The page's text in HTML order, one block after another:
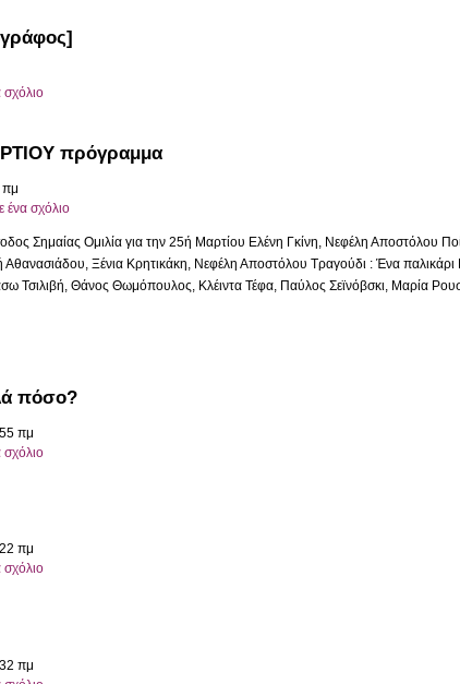
πρόγραμμα
πμ
ένα σχόλιο
Σημαίας Ομιλία για την 25ή Μαρτίου Ελένη Γκίνη, Νεφέλη Αποστόλου
Αθανασιάδου, Ξένια Κρητικάκη, Νεφέλη Αποστόλου Τραγούδι : Ένα
Τσιλιβή, Θάνος Θωμόπουλος, Κλέιντα Τέφα, Παύλος Σεϊνόβσκι, Μαρία
πόσο?
πμ
πμ
πμ